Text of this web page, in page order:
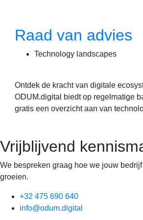
Raad van advies
Technology landscapes
Ontdek de kracht van digitale
ODUM.digital biedt op regelmatige
gratis een overzicht aan van
Vrijblijvend
We bespreken graag hoe we jouw
groeien.
+32 475 690 640
info@odum.digital